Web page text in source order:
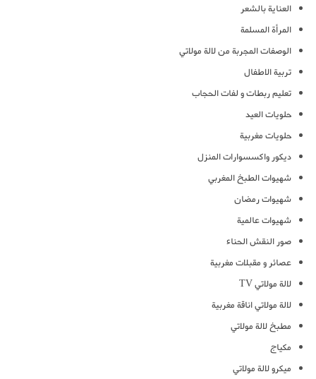
العناية بالشعر
المرأة المسلمة
الوصفات المجربة من لالة مولاتي
تربية الاطفال
تعليم ربطات و لفات الحجاب
حلويات العيد
حلويات مغربية
ديكور واكسسوارات المنزل
شهيوات الطبخ المغربي
شهيوات رمضان
شهيوات عالمية
صور النقش الحناء
عصائر و مقبلات مغربية
لالة مولاتي TV
لالة مولاتي اناقة مغربية
مطبخ لالة مولاتي
مكياج
ميكرو لالة مولاتي